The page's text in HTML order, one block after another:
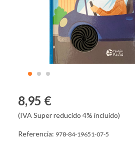
8,95 €
(IVA Super reducido 4% incluido)
Referencia: 978-84-19651-07-5